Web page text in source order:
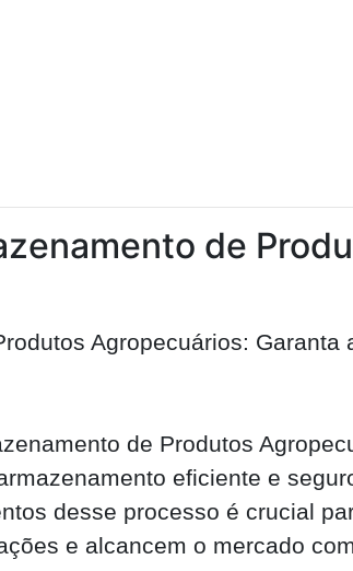
de
Agropecuários: Garanta
de Produtos
eficiente e
desse processo é crucial
e alcancem o mercado